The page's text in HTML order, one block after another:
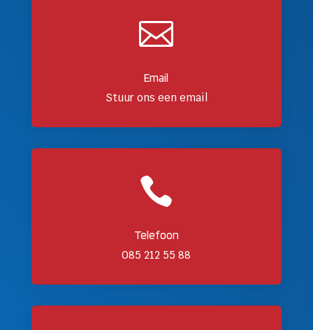

Email
Stuur ons een email

Telefoon
085 212 55 88